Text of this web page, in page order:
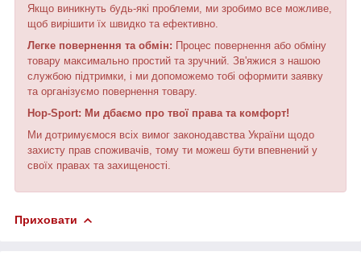
Якщо виникнуть будь-які проблеми, ми зробимо все можливе,
щоб вирішити їх швидко та ефективно.
Легке повернення та обмін: Процес повернення або обміну
товару максимально простий та зручний. Зв'яжися з нашою
службою підтримки, і ми допоможемо тобі оформити заявку
та організуємо повернення товару.
Hop-Sport: Ми дбаємо про твої права та комфорт!
Ми дотримуємося всіх вимог законодавства України щодо
захисту прав споживачів, тому ти можеш бути впевнений у
своїх правах та захищеності.
Приховати